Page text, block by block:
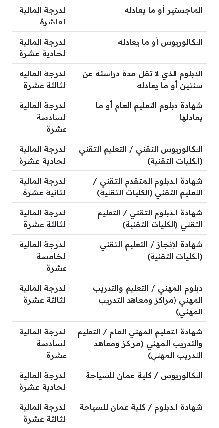
الماجستير أو ما يعادله
الدرجة المالية
العاشرة
البكالوريوس أو ما يعادله
الدرجة المالية
الحادية عشرة
الدبلوم الذي لا تقل مدة دراسته عن
سنتين أو ما يعادله
الدرجة المالية
الثالثة عشرة
شهادة دبلوم التعليم العام أو ما
يعادلها
الدرجة المالية
السادسة
عشرة
البكالوريوس التقني / التعليم التقني
(الكليات التقنية)
الدرجة المالية
الحادية عشرة
شهادة الدبلوم المتقدم التقني /
التعليم التقني (الكليات التقنية)
الدرجة المالية
الثانية عشرة
شهادة الدبلوم التقني / التعليم
التقني (الكليات التقنية)
الدرجة المالية
الثالثة عشرة
شهادة الإنجاز / التعليم التقني
(الكليات التقنية)
الدرجة المالية
الخامسة
عشرة
دبلوم المهني / التعليم والتدريب
المهني (مراكز ومعاهد التدريب
المهني)
الدرجة المالية
الثالثة عشرة
شهادة التعليم المهني العام / التعليم
والتدريب المهني (مراكز ومعاهد
التدريب المهني)
الدرجة المالية
السادسة
عشرة
البكالوريوس / كلية عمان للسياحة
الدرجة المالية
الحادية عشرة
شهادة الدبلوم / كلية عمان للسياحة
الدرجة المالية
الثالثة عشرة